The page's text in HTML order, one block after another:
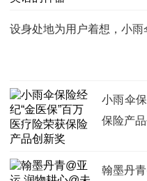
设身处地为用户着想，小
小雨伞
保险产
翰墨丹